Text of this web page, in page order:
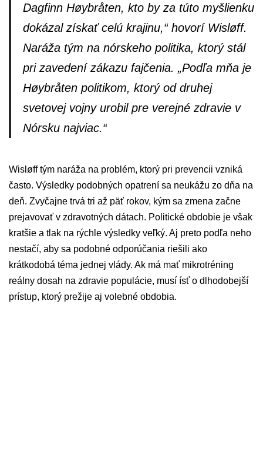
Dagfinn Høybråten, kto by za túto myšlienku
dokázal získať celú krajinu,“ hovorí Wisløff.
Naráža tým na nórskeho politika, ktorý stál
pri zavedení zákazu fajčenia. „Podľa mňa je
Høybråten politikom, ktorý od druhej
svetovej vojny urobil pre verejné zdravie v
Nórsku najviac.“
Wisløff tým naráža na problém, ktorý pri prevencii vzniká
často. Výsledky podobných opatrení sa neukážu zo dňa na
deň. Zvyčajne trvá tri až päť rokov, kým sa zmena začne
prejavovať v zdravotných dátach. Politické obdobie je však
kratšie a tlak na rýchle výsledky veľký. Aj preto podľa neho
nestačí, aby sa podobné odporúčania riešili ako
krátkodobá téma jednej vlády. Ak má mať mikrotréning
reálny dosah na zdravie populácie, musí ísť o dlhodobejší
prístup, ktorý prežije aj volebné obdobia.